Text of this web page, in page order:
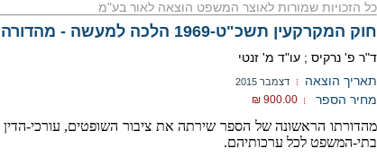
כל הזכויות שמורות לאוצר המשפט הוצאה לאור בע"מ
חוק המקרקעין תשכ"ט-1969 הלכה למעשה - מהדורה חדשה
ד"ר פ' נרקיס ; עו"ד מ' זנטי
תאריך הוצאה
דצמבר 2015
מחיר הספר 900.00 ₪
מהדורתו הראשונה של הספר שירתה את ציבור השופטים, עורכי-
בתי-המשפט לכל ערכותיהם.